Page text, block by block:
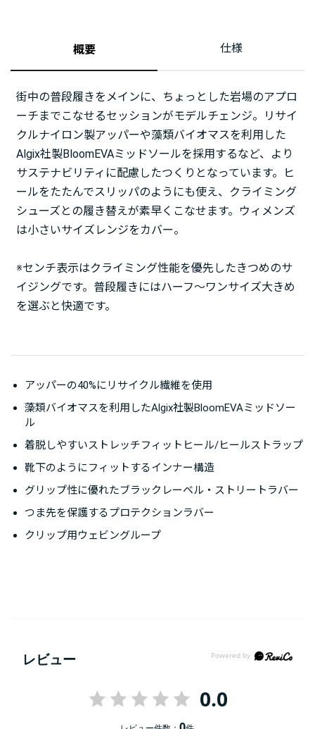
概要 仕様
街中の普段履きをメインに、ちょっとした岩場のアプロ
ーチまでこなせるセッションがモデルチェンジ。リサイ
クルナイロン製アッパーや藻類バイオマスを利用した
Algix社製BloomEVAミッドソールを採用するなど、より
サステナビリティに配慮したつくりとなっています。ヒ
ールをたたんでスリッパのようにも使え、クライミング
シューズとの履き替えが素早くこなせます。ウィメンズ
は小さいサイズレンジをカバー。
※センチ表示はクライミング性能を優先したきつめのサ
イジングです。普段履きにはハーフ～ワンサイズ大きめ
を選ぶと快適です。
アッパーの40%にリサイクル繊維を使用
藻類バイオマスを利用したAlgix社製BloomEVAミッドソー
ル
着脱しやすいストレッチフィットヒール/ヒールストラップ
靴下のようにフィットするインナー構造
グリップ性に優れたブラックレーベル・ストリートラバー
つま先を保護するプロテクションラバー
クリップ用ウェビングループ
レビュー
0.0